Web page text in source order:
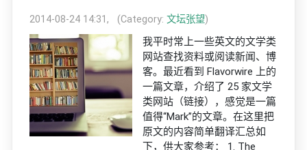
2014-08-24 14:31, (Category: 文坛张望)
我平时常上一些英文的文学类
网站查找资料或阅读新闻、博
客。最近看到 Flavorwire 上的
一篇文章，介绍了 25 家文学
类网站（链接），感觉是一篇
值得“Mark”的文章。在这里把
原文的内容简单翻译汇总如
下，供大家参考： 1. The